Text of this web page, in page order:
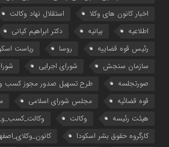
اخبار کانون های وکلا
استقلال نهاد وکالت
اطلاعیه
بیانیه دکتر ابراهیم کیانی
رئیس قوه قضاییه
روسا
ریاست
سازمان سنجش
شورای اجرایی
صورتجلسه
طرح تسهیل صدور مجوز کسب و
قوه قضائیه
مجلس شورای اسلامی
هیئت رئیسه
وکالت
کارگروه حقوق بشر اسکودا